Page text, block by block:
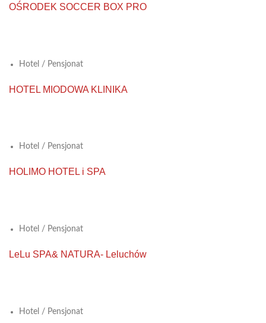
OŚRODEK SOCCER BOX PRO
Hotel / Pensjonat
HOTEL MIODOWA KLINIKA
Hotel / Pensjonat
HOLIMO HOTEL i SPA
Hotel / Pensjonat
LeLu SPA& NATURA- Leluchów
Hotel / Pensjonat